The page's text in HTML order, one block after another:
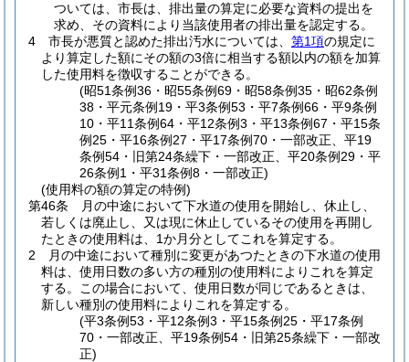
ついては、市長は、排出量の算定に必要な資料の提出を
求め、その資料により当該使用者の排出量を認定する。
4
市長が悪質と認めた排出汚水については、 第1項の規定に
より算定した額にその額の3倍に相当する額以内の額を加算
した使用料を徴収することができる。
(昭51条例36・昭55条例69・昭58条例35・昭62条例
38・平元条例19・平3条例53・平7条例66・平9条例
10・平11条例64・平12条例3・平13条例67・平15条
例25・平16条例27・平17条例70・一部改正、平19
条例54・旧第24条繰下・一部改正、平20条例29・平
26条例1・平31条例8・一部改正)
(使用料の額の算定の特例)
第46条
月の中途において下水道の使用を開始し、休止し、
若しくは廃止し、又は現に休止しているその使用を再開し
たときの使用料は、1か月分としてこれを算定する。
2
月の中途において種別に変更があつたときの下水道の使用
料は、使用日数の多い方の種別の使用料によりこれを算定
する。
この場合において、使用日数が同じであるときは、
新しい種別の使用料によりこれを算定する。
(平3条例53・平12条例3・平15条例25・平17条例
70・一部改正、平19条例54・旧第25条繰下・一部改
正)